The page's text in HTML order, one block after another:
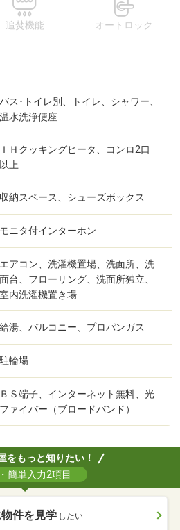
追焚機能 オートロック
バス･トイレ別、トイレ、シャワー、
温水洗浄便座
ＩＨクッキングヒータ、コンロ2口
以上
収納スペース、シューズボックス
モニタ付インターホン
エアコン、洗濯機置場、洗面所、洗
面台、フローリング、洗面所独立、
室内洗濯機置き場
給湯、バルコニー、プロパンガス
駐輪場
ＢＳ端子、インターネット無料、光
ファイバー（ブロードバンド）
をもっと知りたい！
簡単入力2項目
件を見学 したい